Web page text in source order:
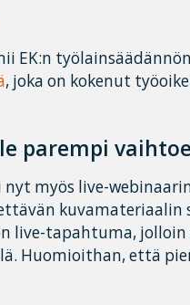
EK:n
, joka on kokenut
parempi
myös live-
kuvamateriaalin
live-tapahtuma,
Huomioithan, että